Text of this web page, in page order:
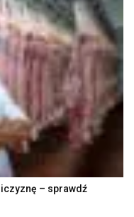
– sprawdź